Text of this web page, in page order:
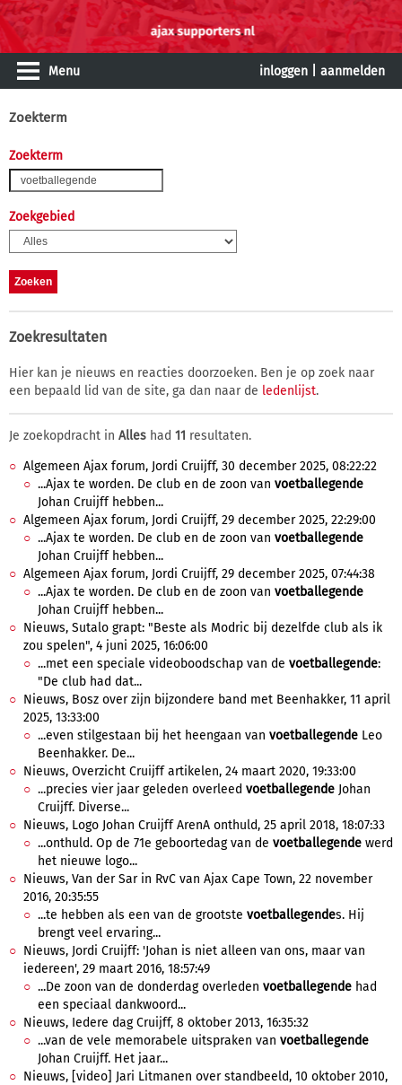
Menu inloggen aanmelden
Zoekterm
Zoekterm
Zoekgebied
Zoekresultaten
Hier kan je nieuws en reacties doorzoeken. Ben je op zoek naar
een bepaald lid van de site, ga dan naar de ledenlijst.
Je zoekopdracht in Alles had 11 resultaten.
Algemeen Ajax forum, Jordi Cruijff, 30 december 2025, 08:22:22
...Ajax te worden. De club en de zoon van voetballegende
Johan Cruijff hebben...
Algemeen Ajax forum, Jordi Cruijff, 29 december 2025, 22:29:00
...Ajax te worden. De club en de zoon van voetballegende
Johan Cruijff hebben...
Algemeen Ajax forum, Jordi Cruijff, 29 december 2025, 07:44:38
...Ajax te worden. De club en de zoon van voetballegende
Johan Cruijff hebben...
Nieuws, Sutalo grapt: "Beste als Modric bij dezelfde club als ik
zou spelen", 4 juni 2025, 16:06:00
...met een speciale videoboodschap van de voetballegende:
"De club had dat...
Nieuws, Bosz over zijn bijzondere band met Beenhakker, 11 april
2025, 13:33:00
...even stilgestaan bij het heengaan van voetballegende Leo
Beenhakker. De...
Nieuws, Overzicht Cruijff artikelen, 24 maart 2020, 19:33:00
...precies vier jaar geleden overleed voetballegende Johan
Cruijff. Diverse...
Nieuws, Logo Johan Cruijff ArenA onthuld, 25 april 2018, 18:07:33
...onthuld. Op de 71e geboortedag van de voetballegende werd
het nieuwe logo...
Nieuws, Van der Sar in RvC van Ajax Cape Town, 22 november
2016, 20:35:55
...te hebben als een van de grootste voetballegendes. Hij
brengt veel ervaring...
Nieuws, Jordi Cruijff: 'Johan is niet alleen van ons, maar van
iedereen', 29 maart 2016, 18:57:49
...De zoon van de donderdag overleden voetballegende had
een speciaal dankwoord...
Nieuws, Iedere dag Cruijff, 8 oktober 2013, 16:35:32
...van de vele memorabele uitspraken van voetballegende
Johan Cruijff. Het jaar...
Nieuws, [video] Jari Litmanen over standbeeld, 10 oktober 2010,